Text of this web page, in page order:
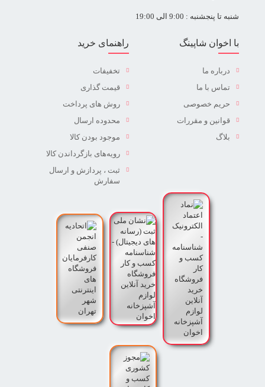
شنبه تا پنجشنبه : 9:00 الی 19:00
راهنمای خرید
تخفیفات
قیمت گذاری
روش های پرداخت
محدوده ارسال
موجود بودن کالا
رویه‌های بازگرداندن کالا
ثبت ، پردازش و ارسال
سفارش
با اخوان شاپینگ
درباره ما
تماس با ما
حریم خصوصی
قوانین و مقررات
بلاگ